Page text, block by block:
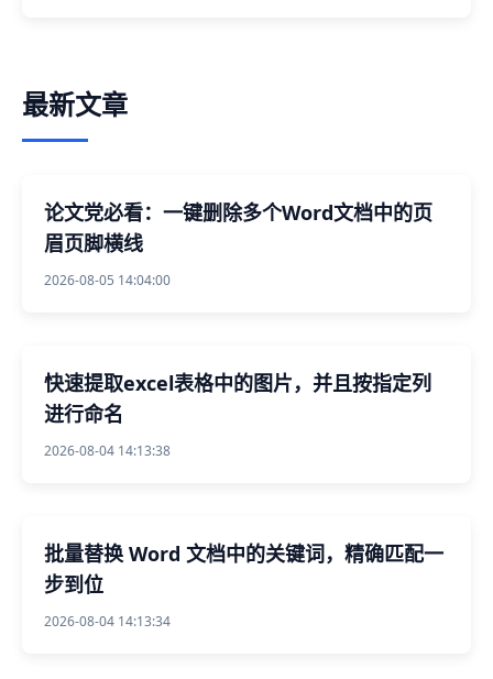
最新文章
论文党必看：一键删除多个Word文档中的页
眉页脚横线
2026-08-05 14:04:00
快速提取excel表格中的图片，并且按指定列
进行命名
2026-08-04 14:13:38
批量替换 Word 文档中的关键词，精确匹配一
步到位
2026-08-04 14:13:34